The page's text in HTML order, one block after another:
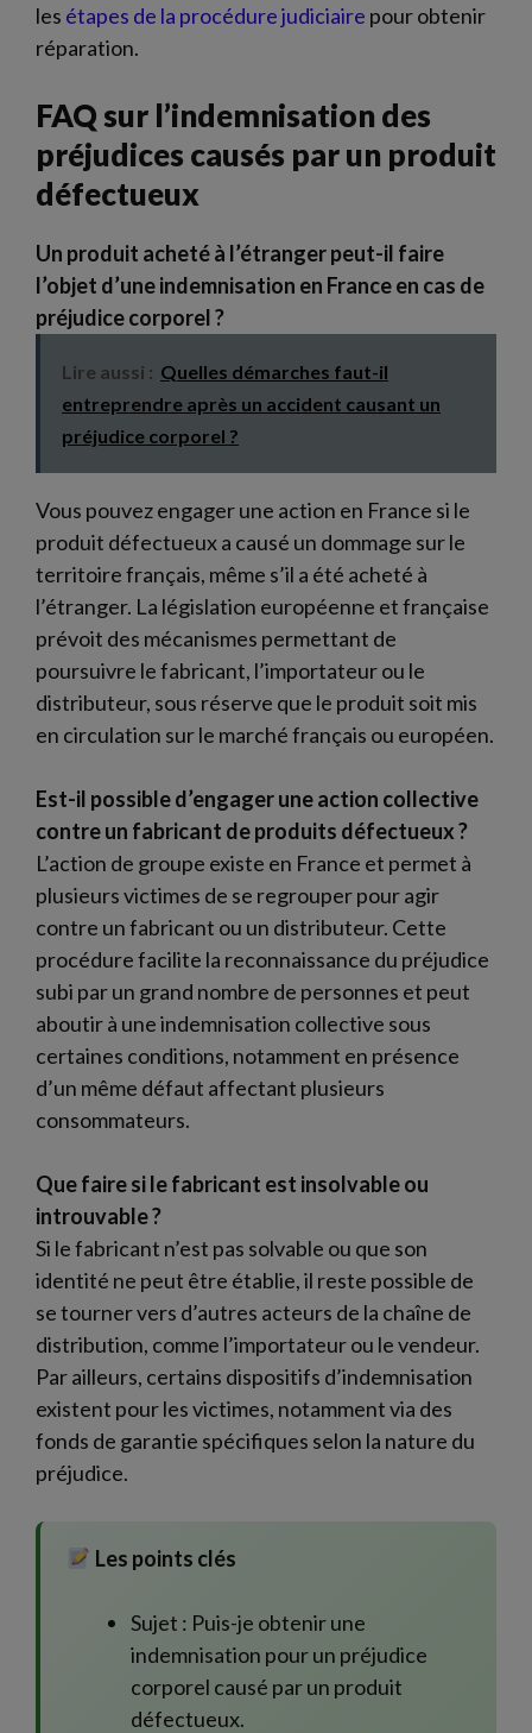
les étapes de la procédure judiciaire pour obtenir
réparation.
FAQ sur l’indemnisation des
préjudices causés par un produit
défectueux
Un produit acheté à l’étranger peut-il faire
l’objet d’une indemnisation en France en cas de
préjudice corporel ?
Lire aussi : Quelles démarches faut-il
entreprendre après un accident causant un
préjudice corporel ?
Vous pouvez engager une action en France si le
produit défectueux a causé un dommage sur le
territoire français, même s’il a été acheté à
l’étranger. La législation européenne et française
prévoit des mécanismes permettant de
poursuivre le fabricant, l’importateur ou le
distributeur, sous réserve que le produit soit mis
en circulation sur le marché français ou européen.
Est-il possible d’engager une action collective
contre un fabricant de produits défectueux ?
L’action de groupe existe en France et permet à
plusieurs victimes de se regrouper pour agir
contre un fabricant ou un distributeur. Cette
procédure facilite la reconnaissance du préjudice
subi par un grand nombre de personnes et peut
aboutir à une indemnisation collective sous
certaines conditions, notamment en présence
d’un même défaut affectant plusieurs
consommateurs.
Que faire si le fabricant est insolvable ou
introuvable ?
Si le fabricant n’est pas solvable ou que son
identité ne peut être établie, il reste possible de
se tourner vers d’autres acteurs de la chaîne de
distribution, comme l’importateur ou le vendeur.
Par ailleurs, certains dispositifs d’indemnisation
existent pour les victimes, notamment via des
fonds de garantie spécifiques selon la nature du
préjudice.
Les points clés
Sujet : Puis-je obtenir une
indemnisation pour un préjudice
corporel causé par un produit
défectueux.